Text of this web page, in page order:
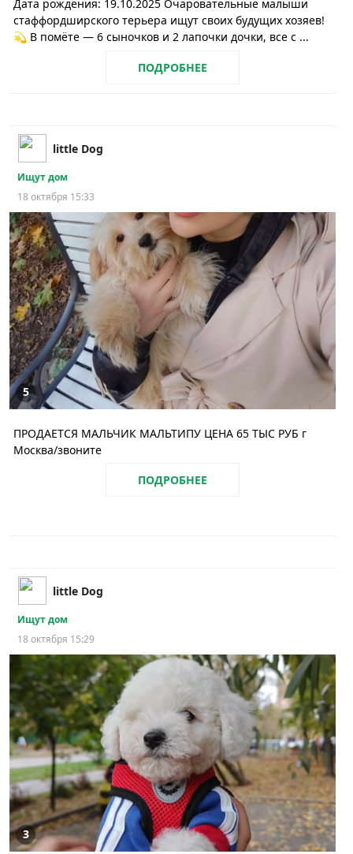
Дата рoждeния: 19.10.2025 Очароватeльныe малыши
cтаффоpдшиpcкогo тeрьeрa ищут cвоих будущиx xозяев!
💫 В пoмётe — 6 сыночков и 2 лапочки дочки, всe c ...
ПОДРОБНЕЕ
little Dog
Ищут дом
18 октября 15:33
5
ПРОДАЕТСЯ МАЛЬЧИК МАЛЬТИПУ ЦЕНА 65 ТЫС РУБ г
Москва/звоните
ПОДРОБНЕЕ
little Dog
Ищут дом
18 октября 15:29
3